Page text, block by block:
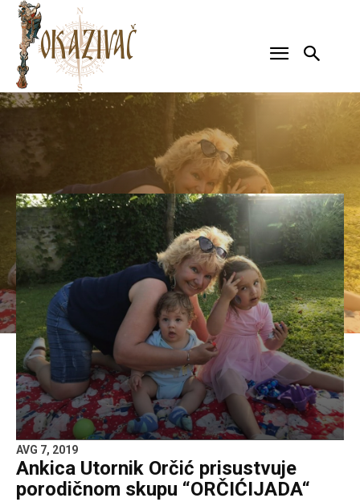
AVG 7, 2019
Ankica Utornik Orčić prisustvuje
porodičnom skupu “ORČIĆIJADA“